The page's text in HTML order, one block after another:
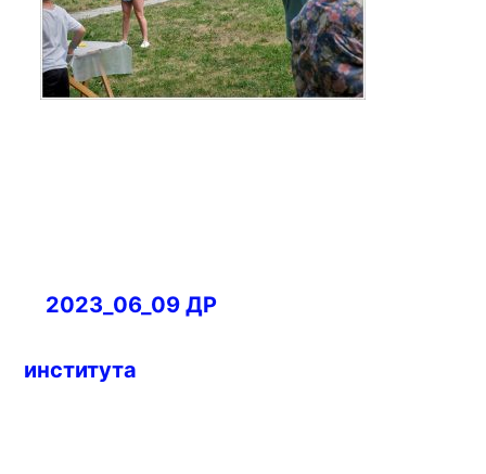
Навигация
записям
2023_06_09 ДР
института